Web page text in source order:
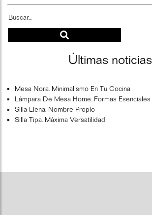
Últimas noticias
Mesa Nora. Minimalismo En Tu Cocina
Lámpara De Mesa Home. Formas Esenciales
Silla Elena. Nombre Propio
Silla Tipa. Máxima Versatilidad